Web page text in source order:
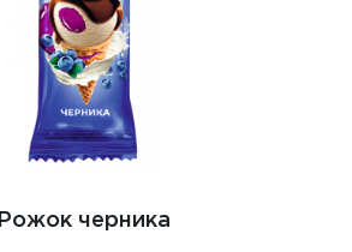
Рожок черника